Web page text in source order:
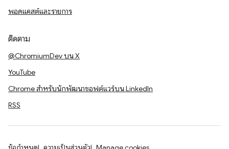
พอดแคสต์และรายการ
ติดตาม
@ChromiumDev บน X
YouTube
Chrome สำหรับนักพัฒนาซอฟต์แวร์บน LinkedIn
RSS